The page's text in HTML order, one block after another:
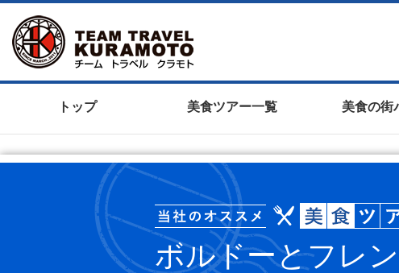
トップ 美食ツアー一覧 美食の街
ボルドーとフレ